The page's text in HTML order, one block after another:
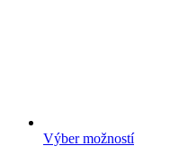
Výber možností